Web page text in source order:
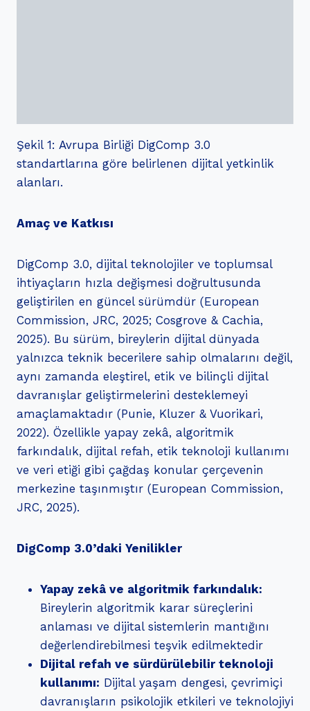
Şekil 1: Avrupa Birliği DigComp 3.0
standartlarına göre belirlenen dijital yetkinlik
alanları.
Amaç ve Katkısı
DigComp 3.0, dijital teknolojiler ve toplumsal
ihtiyaçların hızla değişmesi doğrultusunda
geliştirilen en güncel sürümdür (European
Commission, JRC, 2025; Cosgrove & Cachia,
2025). Bu sürüm, bireylerin dijital dünyada
yalnızca teknik becerilere sahip olmalarını değil,
aynı zamanda eleştirel, etik ve bilinçli dijital
davranışlar geliştirmelerini desteklemeyi
amaçlamaktadır (Punie, Kluzer & Vuorikari,
2022). Özellikle yapay zekâ, algoritmik
farkındalık, dijital refah, etik teknoloji kullanımı
ve veri etiği gibi çağdaş konular çerçevenin
merkezine taşınmıştır (European Commission,
JRC, 2025).
DigComp 3.0’daki Yenilikler
Yapay zekâ ve algoritmik farkındalık:
Bireylerin algoritmik karar süreçlerini
anlaması ve dijital sistemlerin mantığını
değerlendirebilmesi teşvik edilmektedir
Dijital refah ve sürdürülebilir teknoloji
kullanımı: Dijital yaşam dengesi, çevrimiçi
davranışların psikolojik etkileri ve teknolojiyi